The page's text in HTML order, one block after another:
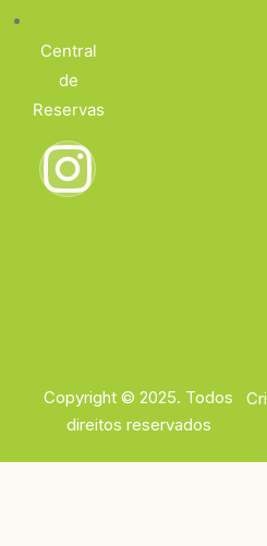
Central
de
Reservas
Copyright © 2025. Todos
direitos reservados